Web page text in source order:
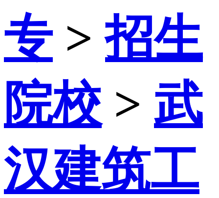
专>招生
院校 > 武
汉建筑工